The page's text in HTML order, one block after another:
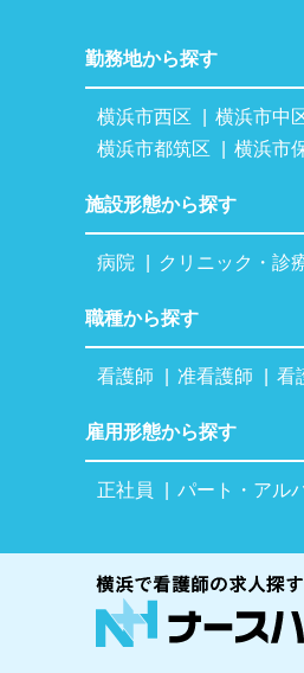
勤務地から探す
横浜市西区 横浜市中
横浜市都筑区
横浜市
施設形態から探す
病院 クリニック・診
職種から探す
看護師 准看護師 看
雇用形態から探す
正社員 パート・アル